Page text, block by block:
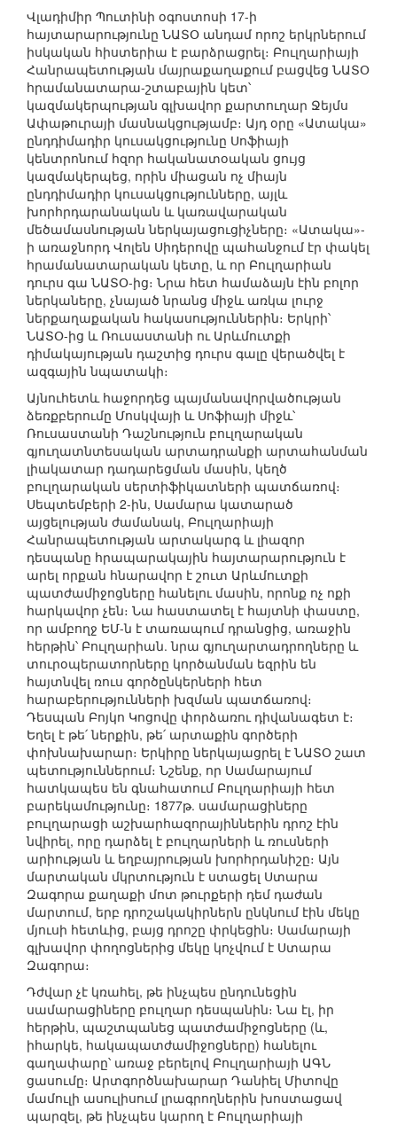
Վլադիմիր Պուտինի օգոստոսի 17-ի
հայտարարությունը ՆԱՏՕ անդամ որոշ երկրներում
իսկական հիստերիա է բարձրացրել։ Բուլղարիայի
Հանրապետության մայրաքաղաքում բացվեց ՆԱՏՕ
հրամանատարա-շտաբային կետ՝
կազմակերպության գլխավոր քարտուղար Ջեյմս
Ափաթուրայի մասնակցությամբ։ Այդ օրը «Ատակա»
ընդդիմադիր կուսակցությունը Սոֆիայի
կենտրոնում հզոր հականատօական ցույց
կազմակերպեց, որին միացան ոչ միայն
ընդդիմադիր կուսակցությունները, այլև
խորհրդարանական և կառավարական
մեծամասնության ներկայացուցիչները։ «Ատակա»-
ի առաջնորդ Վոլեն Սիդերովը պահանջում էր փակել
հրամանատարական կետը, և որ Բուլղարիան
դուրս գա ՆԱՏՕ-ից։ Նրա հետ համաձայն էին բոլոր
ներկաները, չնայած նրանց միջև առկա լուրջ
ներքաղաքական հակասություններին։ Երկրի՝
ՆԱՏՕ-ից և Ռուսաստանի ու Արևմուտքի
դիմակայության դաշտից դուրս գալը վերածվել է
ազգային նպատակի։
Այնուհետև հաջորդեց պայմանավորվածության
ձեռքբերումը Մոսկվայի և Սոֆիայի միջև՝
Ռուսաստանի Դաշնություն բուլղարական
գյուղատնտեսական արտադրանքի արտահանման
լիակատար դադարեցման մասին, կեղծ
բուլղարական սերտիֆիկատների պատճառով։
Սեպտեմբերի 2-ին, Սամարա կատարած
այցելության ժամանակ, Բուլղարիայի
Հանրապետության արտակարգ և լիազոր
դեսպանը հրապարակային հայտարարություն է
արել որքան հնարավոր է շուտ Արևմուտքի
պատժամիջոցները հանելու մասին, որոնք ոչ ոքի
հարկավոր չեն։ Նա հաստատել է հայտնի փաստը,
որ ամբողջ ԵՄ-ն է տառապում դրանցից, առաջին
հերթին՝ Բուլղարիան. նրա գյուղարտադրողները և
տուրօպերատորները կործանման եզրին են
հայտնվել ռուս գործընկերների հետ
հարաբերությունների խզման պատճառով։
Դեսպան Բոյկո Կոցովը փորձառու դիվանագետ է։
Եղել է թե՛ ներքին, թե՛ արտաքին գործերի
փոխնախարար։ Երկիրը ներկայացրել է ՆԱՏՕ շատ
պետություններում։ Նշենք, որ Սամարայում
հատկապես են գնահատում Բուլղարիայի հետ
բարեկամությունը։ 1877թ. սամարացիները
բուլղարացի աշխարհազորայիններին դրոշ էին
նվիրել, որը դարձել է բուլղարների և ռուսների
արիության և եղբայրության խորհրդանիշը։ Այն
մարտական մկրտություն է ստացել Ստարա
Զագորա քաղաքի մոտ թուրքերի դեմ դաժան
մարտում, երբ դրոշակակիրներն ընկնում էին մեկը
մյուսի հետևից, բայց դրոշը փրկեցին։ Սամարայի
գլխավոր փողոցներից մեկը կոչվում է Ստարա
Զագորա։
Դժվար չէ կռահել, թե ինչպես ընդունեցին
սամարացիները բուլղար դեսպանին։ Նա էլ, իր
հերթին, պաշտպանեց պատժամիջոցները (և,
իհարկե, հակապատժամիջոցները) հանելու
գաղափարը՝ առաջ բերելով Բուլղարիայի ԱԳՆ
ցասումը։ Արտգործնախարար Դանիել Միտովը
մամուլի ասուլիսում լրագրողներին խոստացավ
պարզել, թե ինչպես կարող է Բուլղարիայի